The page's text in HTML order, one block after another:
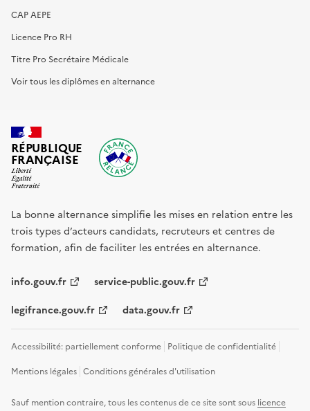
CAP AEPE
Licence Pro RH
Titre Pro Secrétaire Médicale
Voir tous les diplômes en alternance
RÉPUBLIQUE
FRANÇAISE
La bonne alternance simplifie les mises en relation entre les
trois types d’acteurs candidats, recruteurs et centres de
formation, afin de faciliter les entrées en alternance.
info.gouv.fr service-public.gouv.fr
legifrance.gouv.fr data.gouv.fr
Accessibilité: partiellement conforme Politique de confidentialité
Mentions légales Conditions générales d'utilisation
Sauf mention contraire, tous les contenus de ce site sont sous licence